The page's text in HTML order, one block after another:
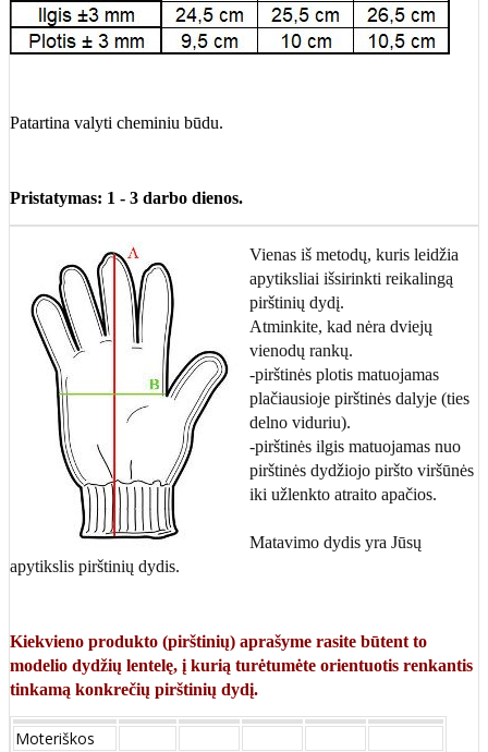
Patartina valyti cheminiu būdu.
Pristatymas: 1 - 3 darbo dienos.
Vienas iš metodų, kuris leidžia
apytiksliai išsirinkti reikalingą
pirštinių dydį.
Atminkite, kad nėra dviejų
vienodų rankų.
-pirštinės plotis matuojamas
plačiausioje pirštinės dalyje (ties
delno viduriu).
-pirštinės ilgis matuojamas nuo
pirštinės dydžiojo piršto viršūnės
iki užlenkto atraito apačios.
Matavimo dydis yra Jūsų
apytikslis pirštinių dydis.
Kiekvieno produkto (pirštinių) aprašyme rasite būtent to
modelio dydžių lentelę, į kurią turėtumėte orientuotis renkantis
tinkamą konkrečių pirštinių dydį.
Moteriškos